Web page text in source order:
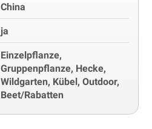
China
ja
Einzelpflanze,
Gruppenpflanze, Hecke,
Wildgarten, Kübel, Outdoor,
Beet/Rabatten